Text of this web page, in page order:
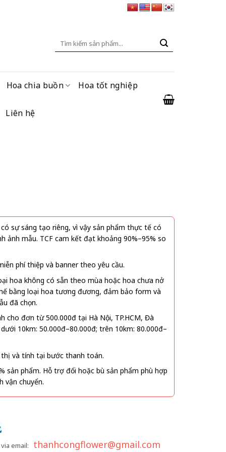
Tìm
Hoa chia buồn Hoa tốt nghiệp
Liên hệ
sự sáng tạo riêng, vì vậy sản phẩm thực tế có
ảnh mẫu. TCF cam kết đạt khoảng 90%–95% so
phí thiệp và banner theo yêu cầu.
hoa không có sẵn theo mùa hoặc hoa chưa nở
bằng loại hoa tương đương, đảm bảo form và
đã chọn.
cho đơn từ 500.000đ tại Hà Nội, TP.HCM, Đà
10km: 50.000đ–80.000đ; trên 10km: 80.000đ–
và tính tại bước thanh toán.
sản phẩm. Hỗ trợ đổi hoặc bù sản phẩm phù hợp
vận chuyển.
email: thanhcongflower@gmail.com